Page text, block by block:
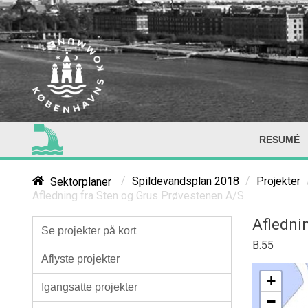
RESUMÉ
Sektorplaner / Spildevandsplan 2018 / Projekter
Afledning fra Sten og Grus Prøvestenen A/S
Se projekter på kort
Aflyste projekter
Igangsatte projekter
B.55
+
−